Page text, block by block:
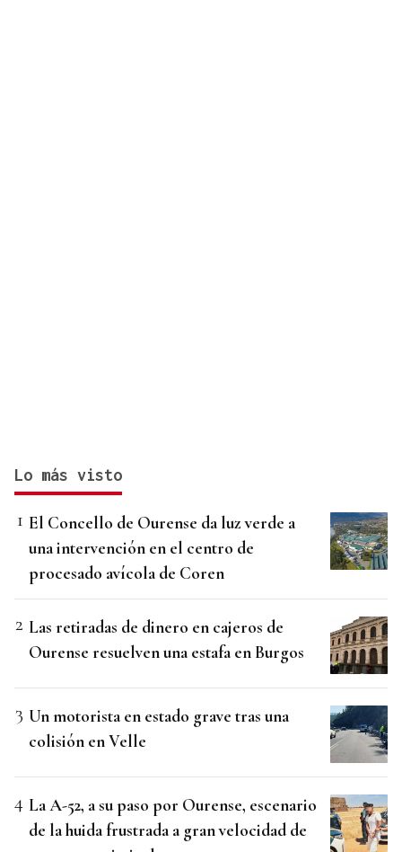
Lo más visto
El Concello de Ourense da luz verde a
una intervención en el centro de
procesado avícola de Coren
Las retiradas de dinero en cajeros de
Ourense resuelven una estafa en Burgos
Un motorista en estado grave tras una
colisión en Velle
La A-52, a su paso por Ourense, escenario
de la huida frustrada a gran velocidad de